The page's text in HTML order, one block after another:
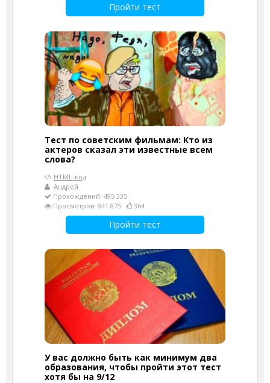
Пройти тест
Тест по советским фильмам: Кто из
актеров сказал эти известные всем
слова?
HTML-код
Андрей
Прохождений: 495 335
Просмотров: 841 875
364
Пройти тест
У вас должно быть как минимум два
образования, чтобы пройти этот тест
хотя бы на 9/12